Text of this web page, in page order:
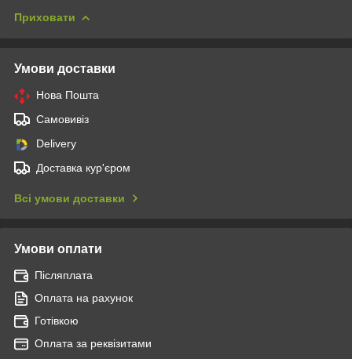
Приховати
Умови доставки
Нова Пошта
Самовивіз
Delivery
Доставка кур'єром
Всі умови доставки
Умови оплати
Післяплата
Оплата на рахунок
Готівкою
Оплата за реквізитами